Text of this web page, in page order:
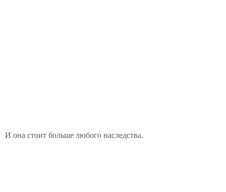
И она стоит больше любого наследства.